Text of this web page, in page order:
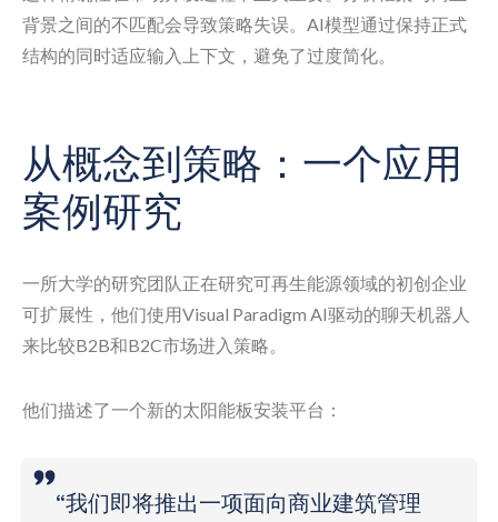
背景之间的不匹配会导致策略失误。AI模型通过保持正式
结构的同时适应输入上下文，避免了过度简化。
从概念到策略：一个应用
案例研究
一所大学的研究团队正在研究可再生能源领域的初创企业
可扩展性，他们使用Visual Paradigm AI驱动的聊天机器人
来比较B2B和B2C市场进入策略。
他们描述了一个新的太阳能板安装平台：
“我们即将推出一项面向商业建筑管理